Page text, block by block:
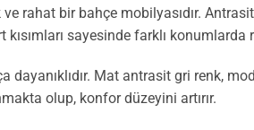
rahat bir bahçe mobilyasıdır.
kısımları sayesinde farklı
dayanıklıdır. Mat antrasit gri renk,
olup, konfor düzeyini artırır.